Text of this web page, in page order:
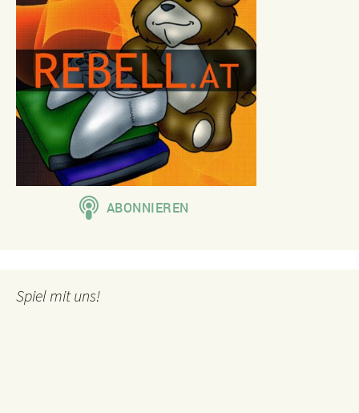
Spiel mit uns!